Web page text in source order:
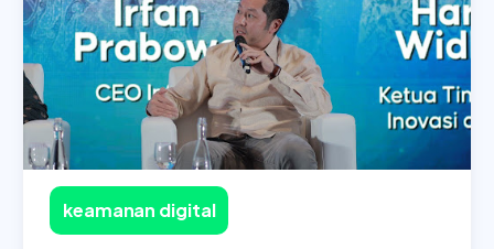
keamanan digital